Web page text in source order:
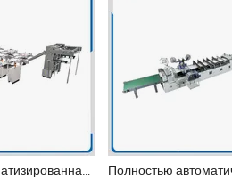
Полностью автоматизированная линия по производству блокнотов с шитьем и флексографической печатью